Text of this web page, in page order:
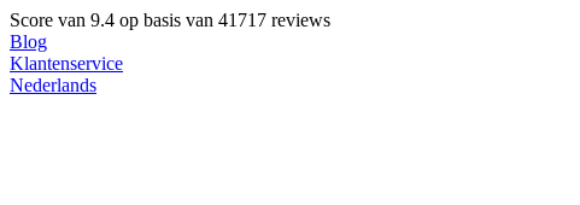
Score van 9.4 op basis van 41717 reviews
Blog
Klantenservice
Nederlands